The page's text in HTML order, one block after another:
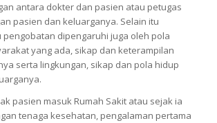
antara dokter dan pasien atau petugas
pasien dan keluarganya. Selain itu
dipengaruhi juga oleh pola
yang ada, sikap dan keterampilan
serta lingkungan, sikap dan pola hidup
pasien masuk Rumah Sakit atau sejak ia
tenaga kesehatan, pengalaman pertama